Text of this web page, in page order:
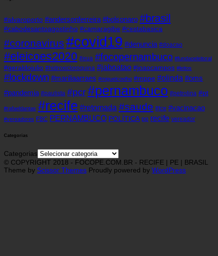
#alvaroporto #andersonferreira #bolsonaro #brasil
#cabodesantoagostinho #camaragibe #cestabasica
#coronavirus #covid19 #denuncia #doacao
#eleicoes2020 #eua #focopernambuco #fundaoeleitoral
#geraldojulio #hidroxicloroquina #jaboatao #joaocampos #leitos
#lockdown #mariliaarraes #miguelcoelho #mppe #olinda #oms
#pandemia #paulista #pcr#pernambuco #petrolina #pt
#rafaeldantas #recife #retomada #saude #tce #vacinacao
#vereadores FBC PERNAMBUCO POLÍTICA pp recife vereador
Categorias
Categorias
© COPYRIGHT 2018 - FOCOPE.COM.BR - RECIFE | PE | BRASIL
Theme by Scissor Themes Proudly powered by WordPress